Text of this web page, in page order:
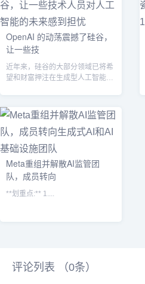
OpenAI 的动荡震撼了硅谷，
让一些技
近年来，硅谷的大部分领域已将希
望和财富押注在生成型人工智能技
Meta重组并解散AI监管团
队，成员转向
**划重点:** 1....
评论列表 （0条）